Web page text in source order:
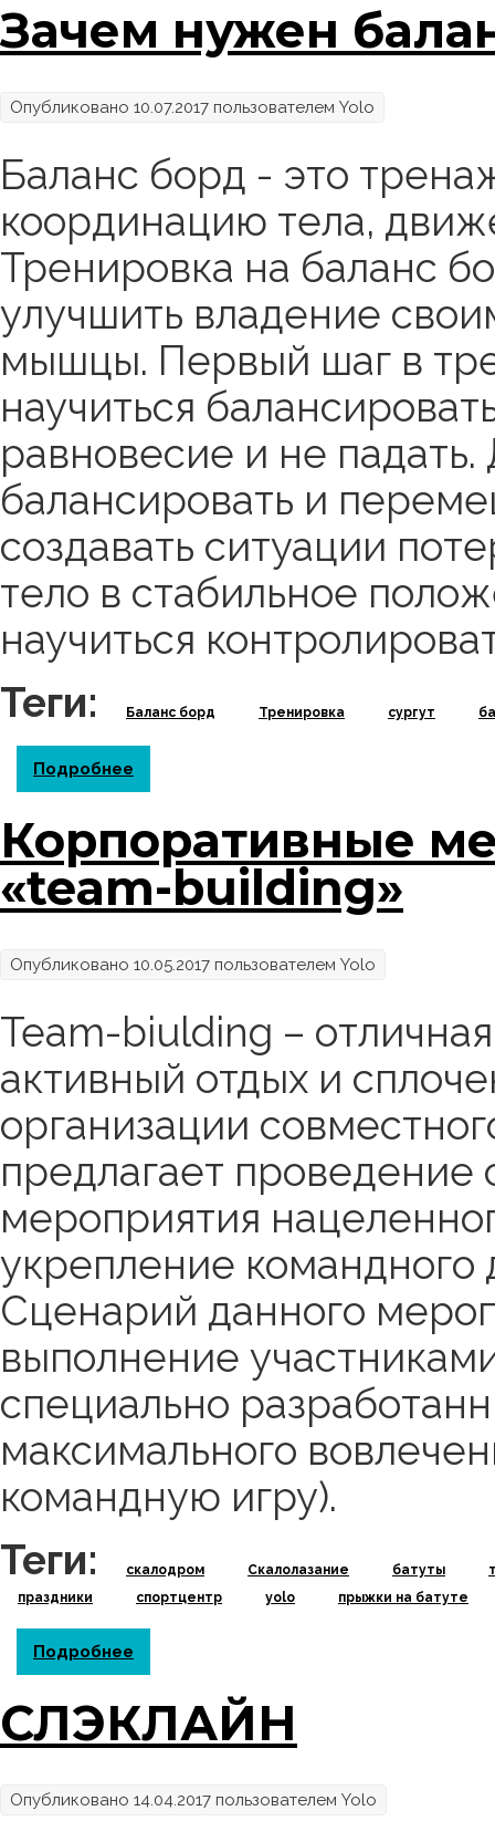
Зачем нужен
Опубликовано 10.07.2017 пользователем Yolo
Баланс борд - это
координацию тела,
Тренировка на баланс
улучшить владение
мышцы. Первый шаг в
научиться
равновесие и не
балансировать и
создавать ситуации
тело в стабильное
научиться
Теги:
Баланс борд Тренировка сургут
Подробнее
Корпоративные
«team-building»
Опубликовано 10.05.2017 пользователем Yolo
Team-biulding –
активный отдых и
организации
предлагает проведение
мероприятия
укрепление командного
Сценарий данного
выполнение
специально
максимального
командную игру).
Теги:
скалодром Скалолазание батуты
праздники
спортцентр yolo прыжки на батуте
Подробнее
СЛЭКЛАЙН
Опубликовано 14.04.2017 пользователем Yolo